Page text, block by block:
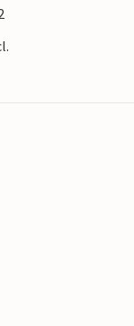
of fietstochten en
cultuur als natuur.